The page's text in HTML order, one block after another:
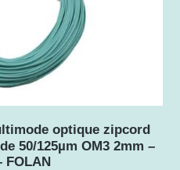
optique zipcord
50/125µm OM3 2mm –
FOLAN